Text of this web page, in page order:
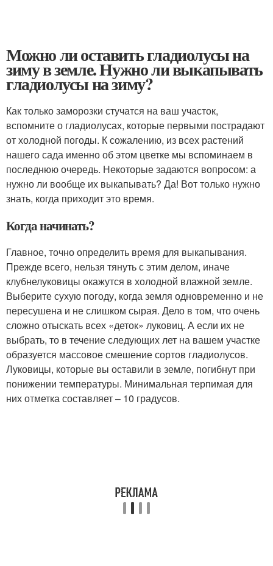
Можно ли оставить гладиолусы на
зиму в земле. Нужно ли выкапывать
гладиолусы на зиму?
Как только заморозки стучатся на ваш участок,
вспомните о гладиолусах, которые первыми пострадают
от холодной погоды. К сожалению, из всех растений
нашего сада именно об этом цветке мы вспоминаем в
последнюю очередь. Некоторые задаются вопросом: а
нужно ли вообще их выкапывать? Да! Вот только нужно
знать, когда приходит это время.
Когда начинать?
Главное, точно определить время для выкапывания.
Прежде всего, нельзя тянуть с этим делом, иначе
клубнелуковицы окажутся в холодной влажной земле.
Выберите сухую погоду, когда земля одновременно и не
пересушена и не слишком сырая. Дело в том, что очень
сложно отыскать всех «деток» луковиц. А если их не
выбрать, то в течение следующих лет на вашем участке
образуется массовое смешение сортов гладиолусов.
Луковицы, которые вы оставили в земле, погибнут при
понижении температуры. Минимальная терпимая для
них отметка составляет – 10 градусов.